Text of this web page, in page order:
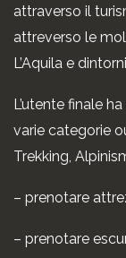
attraverso il
attreverso le
L’Aquila e
L’utente finale
varie categorie
Trekking,
– prenotare
– prenotare